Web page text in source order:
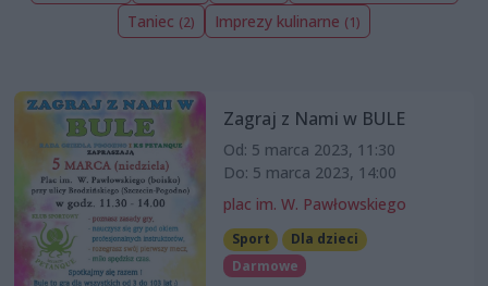
Taniec (2) Imprezy kulinarne (1)
Zagraj z Nami w BULE
Od: 5 marca 2023, 11:30
Do: 5 marca 2023, 14:00
plac im. W. Pawłowskiego
Sport
Dla dzieci
Darmowe